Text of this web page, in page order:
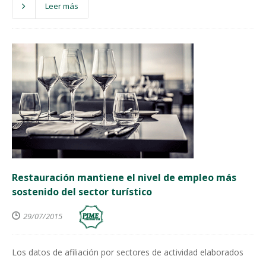
Leer más
Restauración mantiene el nivel de empleo más
sostenido del sector turístico
29/07/2015
Los datos de afiliación por sectores de actividad elaborados